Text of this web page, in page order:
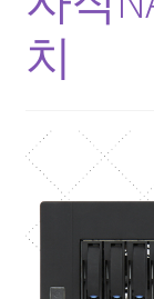
Bible Reading
Post
개인출판사
성경 연구를 위한
자작 NAS
치